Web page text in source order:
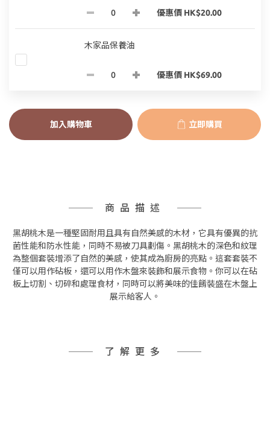
優惠價 HK$20.00
木家品保養油
優惠價 HK$69.00
加入購物車 立即購買
商品描述
黑胡桃木是一種堅固耐用且具有自然美感的木材，它具有優異的抗
菌性能和防水性能，同時不易被刀具劃傷。 黑胡桃木的深色和紋理
為整個套裝增添了自然的美感，使其成為廚房的亮點。這套套裝不
僅可以用作砧板，還可以用作木盤來裝飾和展示食物。你可以在砧
板上切割、切碎和處理食材，同時可以將美味的佳餚裝盛在木盤上
展示給客人。
了解更多